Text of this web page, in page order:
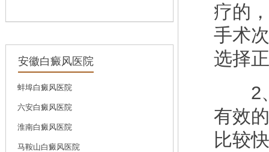
安徽白癜风医院
蚌埠白癜风医院
六安白癜风医院
淮南白癜风医院
马鞍山白癜风医院
疗的
手术
选择
2、
有效
比较